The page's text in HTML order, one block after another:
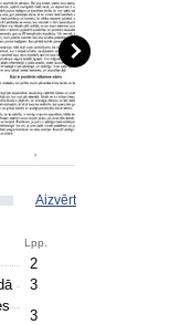
Aizvērt
Lpp.
2
3
3